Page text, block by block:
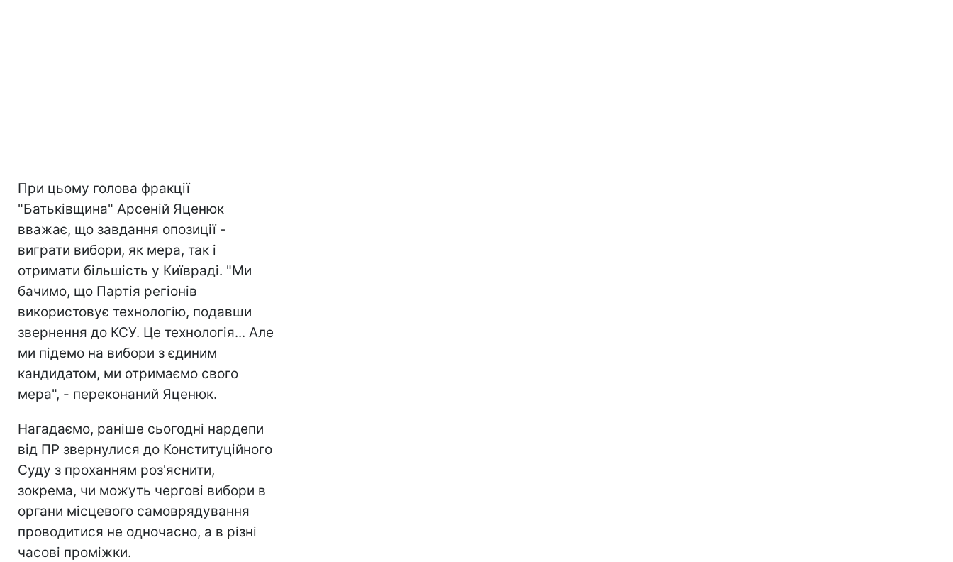
При цьому голова фракції
"Батьківщина" Арсеній Яценюк
вважає, що завдання опозиції -
виграти вибори, як мера, так і
отримати більшість у Київраді. "Ми
бачимо, що Партія регіонів
використовує технологію, подавши
звернення до КСУ. Це технологія... Але
ми підемо на вибори з єдиним
кандидатом, ми отримаємо свого
мера", - переконаний Яценюк.
Нагадаємо, раніше сьогодні нардепи
від ПР звернулися до Конституційного
Суду з проханням роз'яснити,
зокрема, чи можуть чергові вибори в
органи місцевого самоврядування
проводитися не одночасно, а в різні
часові проміжки.